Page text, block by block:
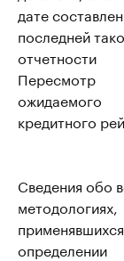
дате
последней
отчетности
Пересмотр
ожидаемого
кредитного
Сведения обо
методологиях,
определении